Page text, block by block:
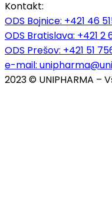
Kontakt:
ODS Bojnice: +421 46
ODS Bratislava: +421 2
ODS Prešov: +421 51
e-mail:
2023 © UNIPHARMA –